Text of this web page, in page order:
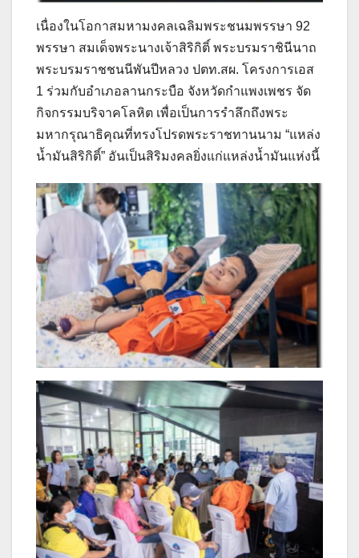
เนื่องในโอกาสมหามงคลเฉลิมพระชนมพรรษา 92
พรรษา สมเด็จพระนางเจ้าสิริกิติ์ พระบรมราชินีนาถ
พระบรมราชชนนีพันปีหลวง ปตท.สผ. โครงการเอส
1 ร่วมกับอำเภอลานกระบือ จังหวัดกำแพงเพชร จัด
กิจกรรมบริจาคโลหิต เพื่อเป็นการรำลึกถึงพระ
มหากรุณาธิคุณที่ทรงโปรดพระราชทานนาม “แหล่ง
น้ำมันสิริกิติ์” อันเป็นสิริมงคลยิ่งแก่แหล่งน้ำมันแห่งนี้